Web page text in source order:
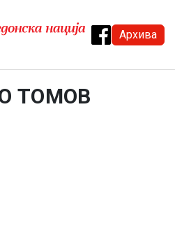
Архива
ТОМОВ